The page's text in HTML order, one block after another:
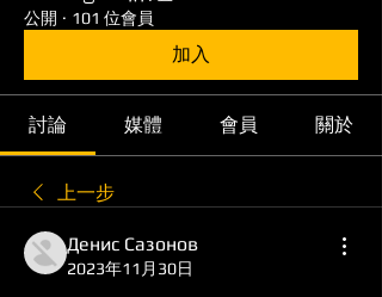
公開 · 101 位會員
加入
討論 媒體 會員 關於
上一步
Денис Сазонов
2023年11月30日